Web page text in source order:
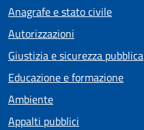
Anagrafe e stato civile
Autorizzazioni
Giustizia e sicurezza pubblica
Educazione e formazione
Ambiente
Appalti pubblici